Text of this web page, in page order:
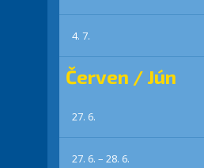
4. 7.
Červen / Jún
27. 6.
27. 6. – 28. 6.